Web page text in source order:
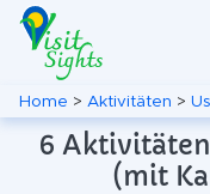
Home > Aktivitäten >
6
(mit